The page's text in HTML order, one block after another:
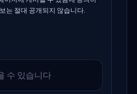
는 절대 공개되지 않습니다.